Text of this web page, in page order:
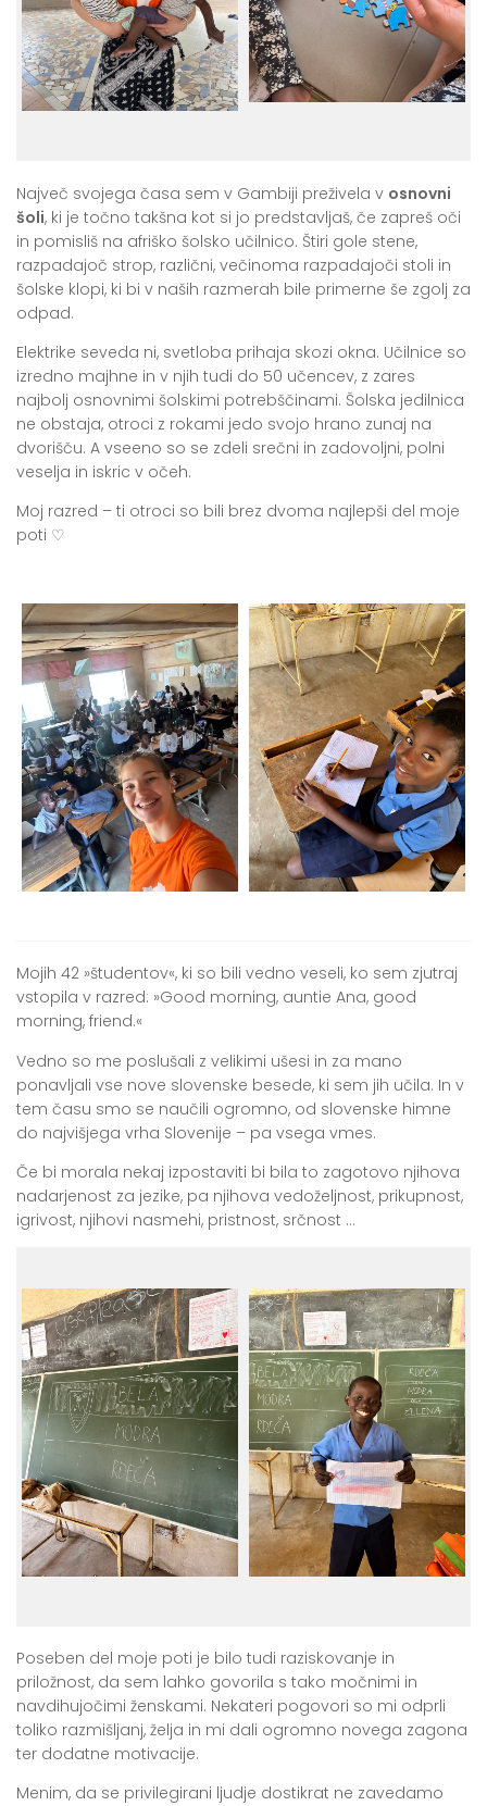
Največ svojega časa sem v Gambiji preživela v osnovni
šoli, ki je točno takšna kot si jo predstavljaš, če zapreš oči
in pomisliš na afriško šolsko učilnico. Štiri gole stene,
razpadajoč strop, različni, večinoma razpadajoči stoli in
šolske klopi, ki bi v naših razmerah bile primerne še zgolj za
odpad.
Elektrike seveda ni, svetloba prihaja skozi okna. Učilnice so
izredno majhne in v njih tudi do 50 učencev, z zares
najbolj osnovnimi šolskimi potrebščinami. Šolska jedilnica
ne obstaja, otroci z rokami jedo svojo hrano zunaj na
dvorišču. A vseeno so se zdeli srečni in zadovoljni, polni
veselja in iskric v očeh.
Moj razred – ti otroci so bili brez dvoma najlepši del moje
poti ♡
Mojih 42 »študentov«, ki so bili vedno veseli, ko sem zjutraj
vstopila v razred: »Good morning, auntie Ana, good
morning, friend.«
Vedno so me poslušali z velikimi ušesi in za mano
ponavljali vse nove slovenske besede, ki sem jih učila. In v
tem času smo se naučili ogromno, od slovenske himne
do najvišjega vrha Slovenije – pa vsega vmes.
Če bi morala nekaj izpostaviti bi bila to zagotovo njihova
nadarjenost za jezike, pa njihova vedoželjnost, prikupnost,
igrivost, njihovi nasmehi, pristnost, srčnost …
Poseben del moje poti je bilo tudi raziskovanje in
priložnost, da sem lahko govorila s tako močnimi in
navdihujočimi ženskami. Nekateri pogovori so mi odprli
toliko razmišljanj, želja in mi dali ogromno novega zagona
ter dodatne motivacije.
Menim, da se privilegirani ljudje dostikrat ne zavedamo